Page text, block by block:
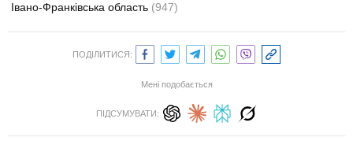
Івано-Франківська область (947)
ПОДІЛИТИСЯ:
Мені подобається
ПІДСУМУВАТИ: